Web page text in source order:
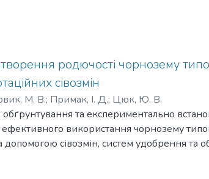
родючості чорнозему
сівозмін
М. В.; Примак, І. Д.; Цюк, Ю. В.
та експериментально
ефективного використання чорнозему
сівозмін, систем удобрення та
На основі проведених досліджень